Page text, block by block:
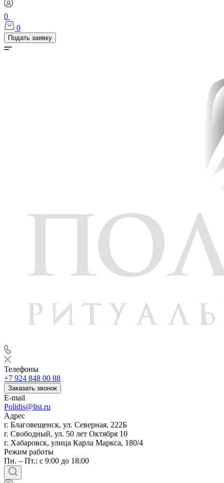
0
0
Подать заявку
Телефоны
+7 924 848 00 88
Заказать звонок
E-mail
Polidis@list.ru
Адрес
г. Благовещенск, ул. Северная, 222Б
г. Свободный, ул. 50 лет Октября 10
г. Хабаровск, улица Карла Маркса, 180/4
Режим работы
Пн. – Пт.: с 9:00 до 18:00